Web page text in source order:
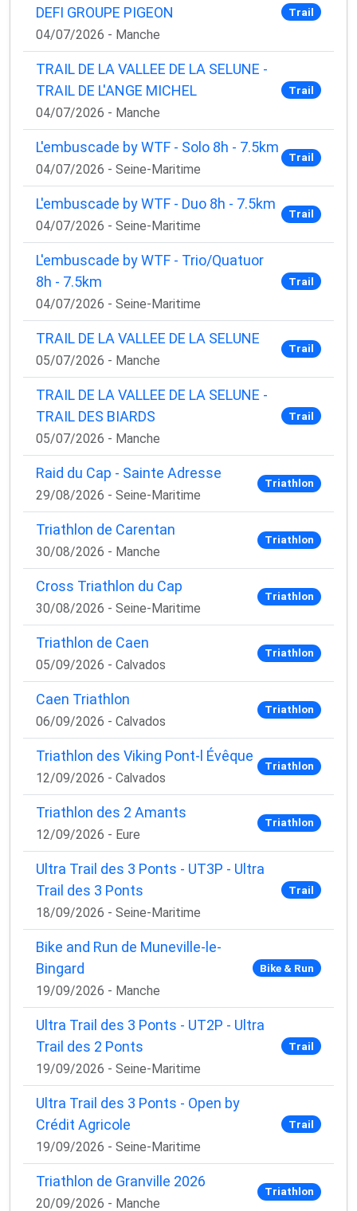
DEFI GROUPE PIGEON
04/07/2026 - Manche
Trail
TRAIL DE LA VALLEE DE LA SELUNE -
TRAIL DE L'ANGE MICHEL
04/07/2026 - Manche
Trail
L'embuscade by WTF - Solo 8h - 7.5km
04/07/2026 - Seine-Maritime
Trail
L'embuscade by WTF - Duo 8h - 7.5km
04/07/2026 - Seine-Maritime
Trail
L'embuscade by WTF - Trio/Quatuor
8h - 7.5km
04/07/2026 - Seine-Maritime
Trail
TRAIL DE LA VALLEE DE LA SELUNE
05/07/2026 - Manche
Trail
TRAIL DE LA VALLEE DE LA SELUNE -
TRAIL DES BIARDS
05/07/2026 - Manche
Trail
Raid du Cap - Sainte Adresse
29/08/2026 - Seine-Maritime
Triathlon
Triathlon de Carentan
30/08/2026 - Manche
Triathlon
Cross Triathlon du Cap
30/08/2026 - Seine-Maritime
Triathlon
Triathlon de Caen
05/09/2026 - Calvados
Triathlon
Caen Triathlon
06/09/2026 - Calvados
Triathlon
Triathlon des Viking Pont-l Évêque
12/09/2026 - Calvados
Triathlon
Triathlon des 2 Amants
12/09/2026 - Eure
Triathlon
Ultra Trail des 3 Ponts - UT3P - Ultra
Trail des 3 Ponts
18/09/2026 - Seine-Maritime
Trail
Bike and Run de Muneville-le-
Bingard
19/09/2026 - Manche
Bike & Run
Ultra Trail des 3 Ponts - UT2P - Ultra
Trail des 2 Ponts
19/09/2026 - Seine-Maritime
Trail
Ultra Trail des 3 Ponts - Open by
Crédit Agricole
19/09/2026 - Seine-Maritime
Trail
Triathlon de Granville 2026
20/09/2026 - Manche
Triathlon